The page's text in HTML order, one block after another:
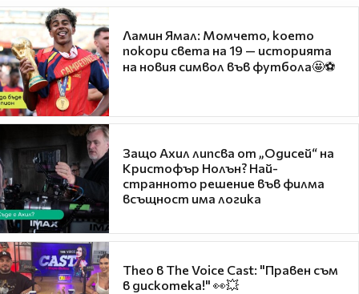
Ламин Ямал: Момчето, което
покори света на 19 — историята
на новия символ във футбола🤩⚽
Защо Ахил липсва от „Одисей“ на
Кристофър Нолън? Най-
странното решение във филма
всъщност има логика
Theo в The Voice Cast: "Правен съм
в дискотека!" 👀💥